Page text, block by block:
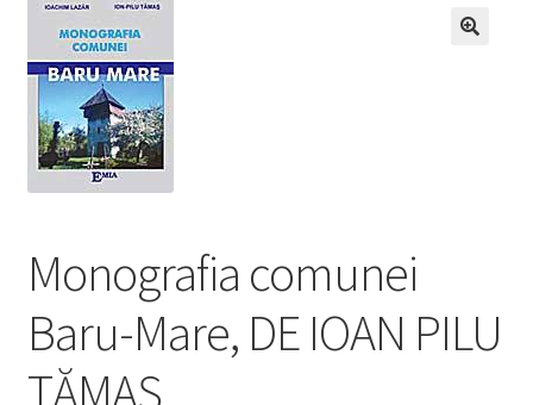
Monografia comunei
Baru-Mare, DE IOAN PILU
TĂMAȘ